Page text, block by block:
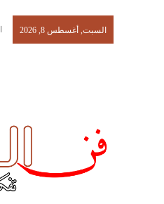
السبت, أغسطس 8, 2026